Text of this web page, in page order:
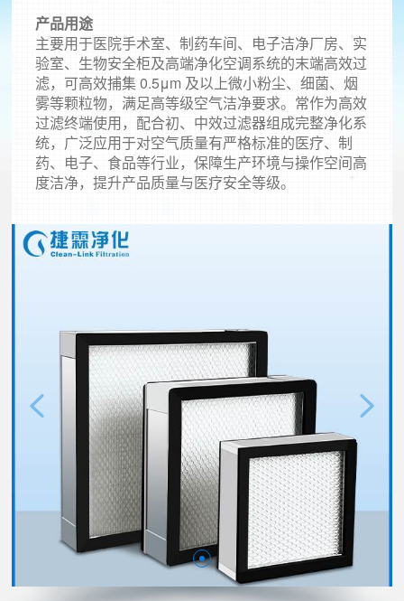
产品用途
主要用于医院手术室、制药车间、电子洁净厂房、实
验室、生物安全柜及高端净化空调系统的末端高效过
滤，可高效捕集 0.5μm 及以上微小粉尘、细菌、烟
雾等颗粒物，满足高等级空气洁净要求。常作为高效
过滤终端使用，配合初、中效过滤器组成完整净化系
统，广泛应用于对空气质量有严格标准的医疗、制
药、电子、食品等行业，保障生产环境与操作空间高
度洁净，提升产品质量与医疗安全等级。